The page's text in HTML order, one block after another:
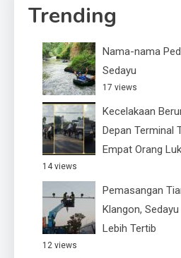
Trending
Nama-nama
Sedayu
17 views
Kecelakaan
Depan Terminal
Empat Orang
14 views
Pemasangan
Klangon,
Lebih Tertib
12 views